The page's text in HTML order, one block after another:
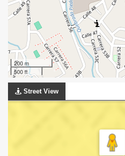
200 m
500 ft
Street View